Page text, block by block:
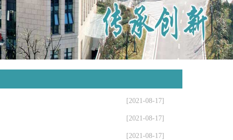
[2021-08-17]
[2021-08-17]
[2021-08-17]